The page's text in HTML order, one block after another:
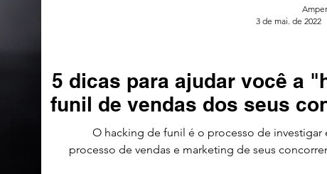
Case de Sucesso
5 dicas para ajudar você a
funil de vendas dos seus
O hacking de funil é o processo de investigar
processo de vendas e marketing de seus
3 de mai. de 2022